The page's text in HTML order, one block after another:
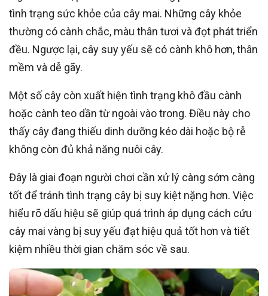
tình trạng sức khỏe của cây mai. Những cây khỏe
thường có cành chắc, màu thân tươi và đọt phát triển
đều. Ngược lại, cây suy yếu sẽ có cành khô hơn, thân
mềm và dễ gãy.
Một số cây còn xuất hiện tình trạng khô đầu cành
hoặc cành teo dần từ ngoài vào trong. Điều này cho
thấy cây đang thiếu dinh dưỡng kéo dài hoặc bộ rễ
không còn đủ khả năng nuôi cây.
Đây là giai đoạn người chơi cần xử lý càng sớm càng
tốt để tránh tình trạng cây bị suy kiệt nặng hơn. Việc
hiểu rõ dấu hiệu sẽ giúp quá trình áp dụng cách cứu
cây mai vàng bị suy yếu đạt hiệu quả tốt hơn và tiết
kiệm nhiều thời gian chăm sóc về sau.